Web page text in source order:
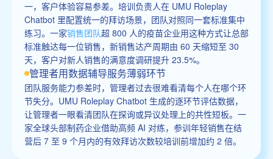
一，客户体验容易参差。培训负责人在 UMU Roleplay
Chatbot 里配置统一的拜访场景，团队对照同一套标准集中
练习。一家销售团队超 800 人的疫苗企业用这种方式让总部
标准触达每一位销售，新销售达产周期由 60 天缩短至 30
天，客户对新人销售的满意度调研提升 23.5%。
管理者用数据辅导服务薄弱环节
团队服务能力参差时，管理者过去很难看清每个人在哪个环
节失分。UMU Roleplay Chatbot 生成的逐环节评估数据，
让管理者一眼看清团队在探询或异议处理上的共性短板。一
家全球头部制药企业借助高频 AI 对练，参训年轻销售在结
营后 7 至 9 个月内的有效拜访次数较培训前增加约 2 倍。